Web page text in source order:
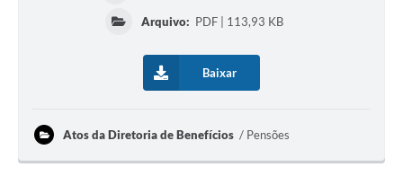
Arquivo: PDF | 113,93 KB
Baixar
Atos da Diretoria de Benefícios Pensões